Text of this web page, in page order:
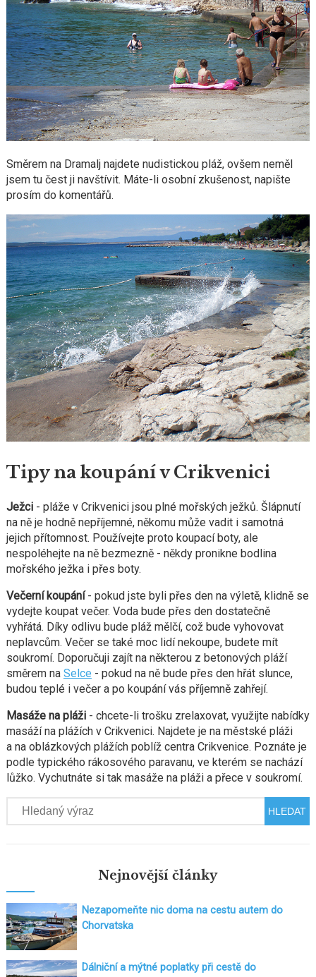
Směrem na Dramalj najdete nudistickou pláž, ovšem neměl
jsem tu čest ji navštívit. Máte-li osobní zkušenost, napište
prosím do komentářů.
Tipy na koupání v Crikvenici
Ježci- pláže v Crikvenici jsou plné mořských ježků. Šlápnutí
na ně je hodně nepříjemné, někomu může vadit i samotná
jejich přítomnost. Používejte proto koupací boty, ale
nespoléhejte na ně bezmezně - někdy pronikne bodlina
mořského ježka i přes boty.
Večerní koupání- pokud jste byli přes den na výletě, klidně se
vydejte koupat večer. Voda bude přes den dostatečně
vyhřátá. Díky odlivu bude pláž mělčí, což bude vyhovovat
neplavcům. Večer se také moc lidí nekoupe, budete mít
soukromí. Doporučuji zajít na některou z betonových pláží
směrem na Selce - pokud na ně bude přes den hřát slunce,
budou teplé i večer a po koupání vás příjemně zahřejí.
Masáže na pláži- chcete-li trošku zrelaxovat, využijte nabídky
masáží na plážích v Crikvenici. Najdete je na městské pláži
a na oblázkových plážích poblíž centra Crikvenice. Poznáte je
podle typického rákosového paravanu, ve kterém se nachází
lůžko. Vychutnáte si tak masáže na pláži a přece v soukromí.
Nejnovější články
Nezapomeňte nic doma na cestu autem do
Chorvatska
Dálniční a mýtné poplatky při cestě do